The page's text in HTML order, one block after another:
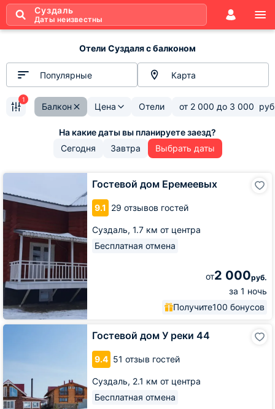
Суздаль
Даты неизвестны
Отели Суздаля с балконом
Популярные Карта
Балкон Цена Отели от 2 000 до 3 000
1
Сегодня Завтра Выбрать даты
Гостевой дом Еремеевых
9.1 29 отзывов гостей
Суздаль, 1.7 км от центра
Бесплатная отмена
от2 000руб.
за 1 ночь
Получите100 бонусов
Гостевой
Еремеевых
Гостевой дом У реки 44
9.4 51 отзыв гостей
Суздаль, 2.1 км от центра
Бесплатная отмена
Гостевой
реки